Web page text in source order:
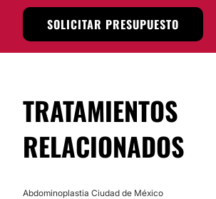
SOLICITAR PRESUPUESTO
TRATAMIENTOS
RELACIONADOS
Abdominoplastia Ciudad de México